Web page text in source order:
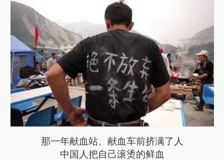
那一年献血站、献血车前挤满了人
中国人把自己滚烫的鲜血